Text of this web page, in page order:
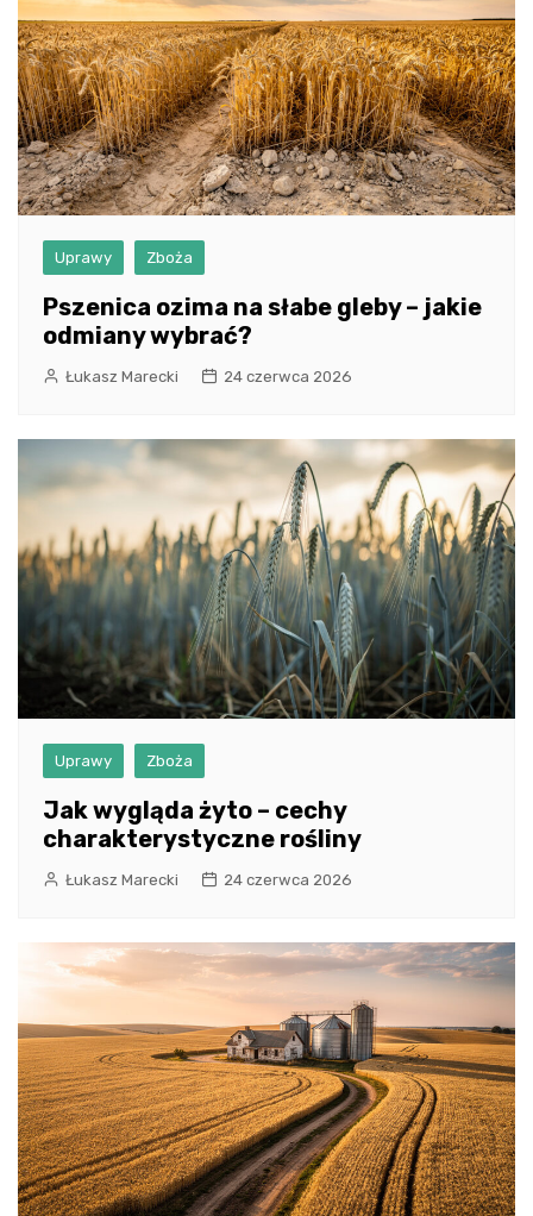
Uprawy Zboża
Pszenica ozima na słabe gleby – jakie
odmiany wybrać?
Łukasz Marecki 24 czerwca 2026
Uprawy Zboża
Jak wygląda żyto – cechy
charakterystyczne rośliny
Łukasz Marecki 24 czerwca 2026